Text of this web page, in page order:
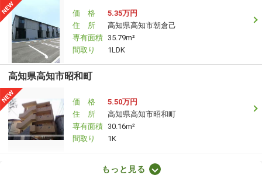
価 格
5.35万円
住 所
高知県高知市朝倉己
専有面積 35.79m²
間取り
1LDK
高知県高知市昭和町
価 格
5.50万円
住 所
高知県高知市昭和町
専有面積 30.16m²
間取り
1K
もっと見る